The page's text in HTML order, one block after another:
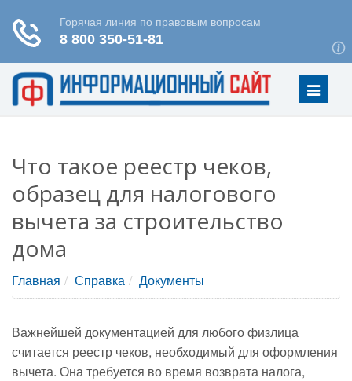
Меню
Что такое реестр чеков,
образец для налогового
вычета за строительство
дома
Главная Справка Документы
Важнейшей документацией для любого физлица
считается реестр чеков, необходимый для оформления
вычета. Она требуется во время возврата налога,